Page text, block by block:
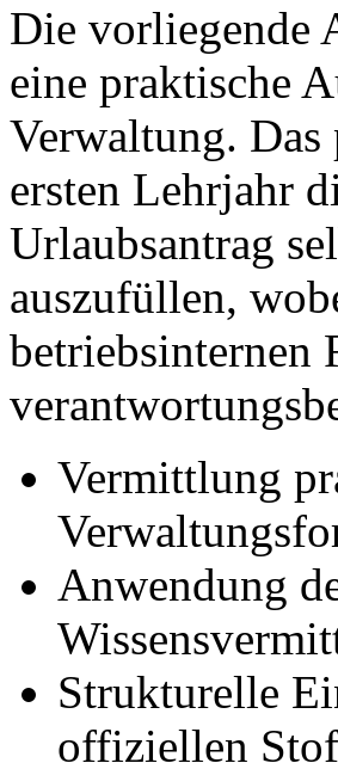
Die vorliegende
eine praktische
Verwaltung.
ersten Lehrjahr
Urlaubsantrag
auszufüllen,
betriebsinternen
Vermittlung
Anwendung
Strukturelle
offiziellen